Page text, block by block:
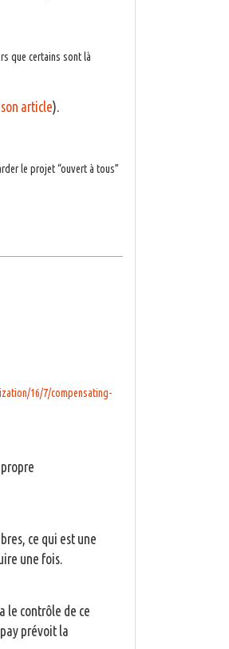
que certains sont là
article).
le projet “ouvert à tous”
16/7/compensating-
ce qui est une
une fois.
le contrôle de ce
prévoit la